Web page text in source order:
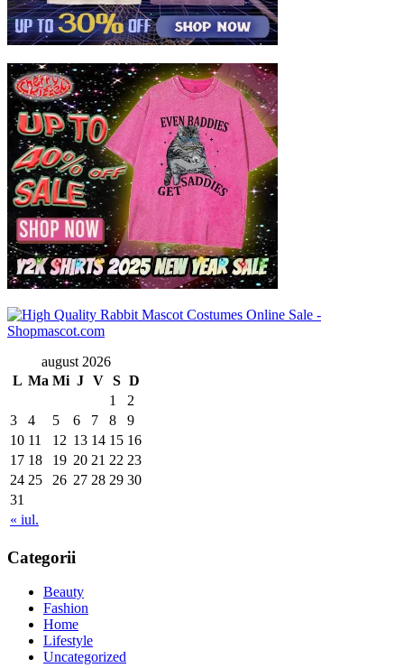
august 2026
L Ma Mi J V S D
« iul.
1
2
3
4 5 6 7 8
9
10 11 12 13 14 15 16
17 18 19 20 21 22 23
24 25 26 27 28 29 30
31
Categorii
Beauty
Fashion
Home
Lifestyle
Uncategorized